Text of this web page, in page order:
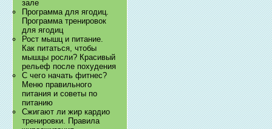
зале
Программа для ягодиц.
Программа тренировок
для ягодиц
Рост мышц и питание.
Как питаться, чтобы
мышцы росли? Красивый
рельеф после похудения
С чего начать фитнес?
Меню правильного
питания и советы по
питанию
Сжигают ли жир кардио
тренировки. Правила